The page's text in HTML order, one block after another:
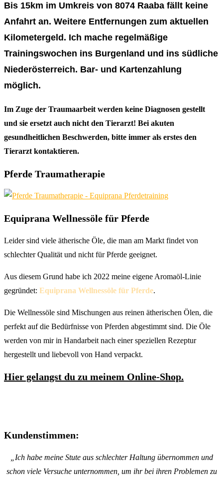
Bis 15km im Umkreis von 8074 Raaba fällt keine
Anfahrt an. Weitere Entfernungen zum aktuellen
Kilometergeld. Ich mache regelmäßige
Trainingswochen ins Burgenland und ins südliche
Niederösterreich. Bar- und Kartenzahlung
möglich.
Im Zuge der Traumaarbeit werden keine Diagnosen gestellt
und sie ersetzt auch nicht den Tierarzt! Bei akuten
gesundheitlichen Beschwerden, bitte immer als erstes den
Tierarzt kontaktieren.
Pferde Traumatherapie
Equiprana Wellnessöle für Pferde
Leider sind viele ätherische Öle, die man am Markt findet von
schlechter Qualität und nicht für Pferde geeignet.
Aus diesem Grund habe ich 2022 meine eigene Aromaöl-Linie
gegründet: Equiprana Wellnessöle für Pferde.
Die Wellnessöle sind Mischungen aus reinen ätherischen Ölen, die
perfekt auf die Bedürfnisse von Pferden abgestimmt sind. Die Öle
werden von mir in Handarbeit nach einer speziellen Rezeptur
hergestellt und liebevoll von Hand verpackt.
Hier gelangst du zu meinem Online-Shop.
Kundenstimmen:
„Ich habe meine Stute aus schlechter Haltung übernommen und
schon viele Versuche unternommen, um ihr bei ihren Problemen zu